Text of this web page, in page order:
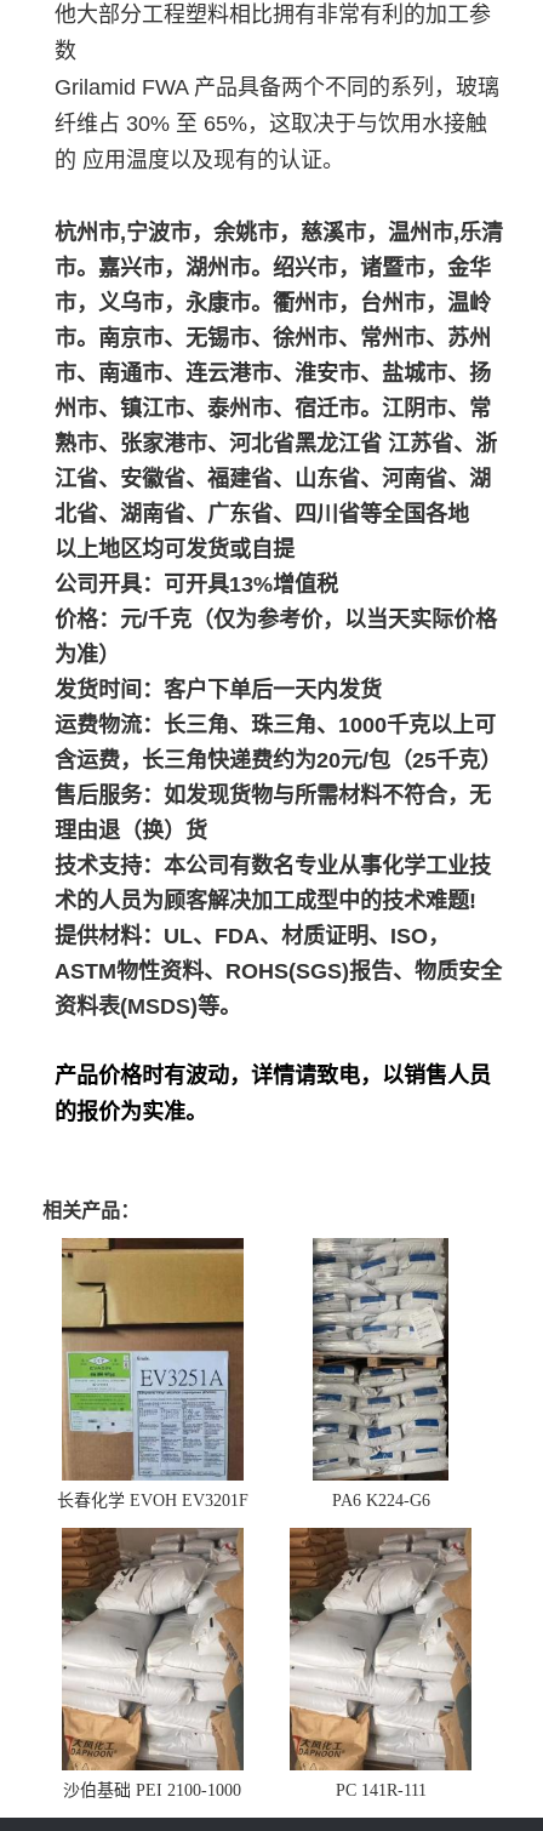
他大部分工程塑料相比拥有非常有利的加工参
数
Grilamid FWA 产品具备两个不同的系列，玻璃
纤维占 30% 至 65%，这取决于与饮用水接触
的 应用温度以及现有的认证。
杭州市,宁波市，余姚市，慈溪市，温州市,乐清
市。嘉兴市，湖州市。绍兴市，诸暨市，金华
市，义乌市，永康市。衢州市，台州市，温岭
市。南京市、无锡市、徐州市、常州市、苏州
市、南通市、连云港市、淮安市、盐城市、扬
州市、镇江市、泰州市、宿迁市。江阴市、常
熟市、张家港市、河北省黑龙江省 江苏省、浙
江省、安徽省、福建省、山东省、河南省、湖
北省、湖南省、广东省、四川省等全国各地
以上地区均可发货或自提
公司开具：可开具13%增值税
价格：元/千克（仅为参考价，以当天实际价格
为准）
发货时间：客户下单后一天内发货
运费物流：长三角、珠三角、1000千克以上可
含运费，长三角快递费约为20元/包（25千克）
售后服务：如发现货物与所需材料不符合，无
理由退（换）货
技术支持：本公司有数名专业从事化学工业技
术的人员为顾客解决加工成型中的技术难题!
提供材料：UL、FDA、材质证明、ISO，
ASTM物性资料、ROHS(SGS)报告、物质安全
资料表(MSDS)等。
产品价格时有波动，详情请致电，以销售人员
的报价为实准。
相关产品：
长春化学 EVOH EV3201F PA6 K224-G6
沙伯基础 PEI 2100-1000 PC 141R-111